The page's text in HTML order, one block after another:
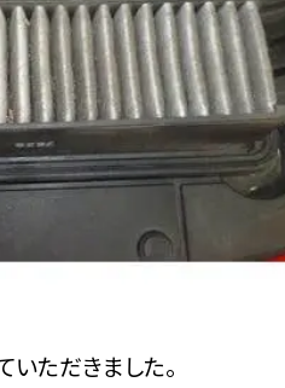
ただきました。